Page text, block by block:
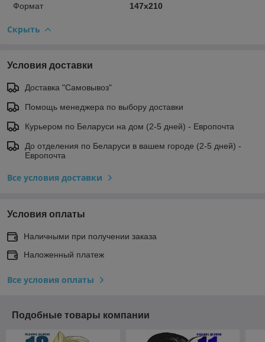
Формат
147х210
Скрыть
Условия доставки
Доставка "Самовывоз"
Помощь менеджера по выбору доставки
Курьером по Беларуси на дом (2-5 дней) - Европочта
До отделения по Беларуси в вашем городе (2-5 дней) -
Европочта
Все условия доставки
Условия оплаты
Наличными при получении заказа
Наложенный платеж
Все условия оплаты
Подобные товары компании